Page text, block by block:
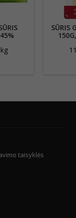
SŪRIS
taisyklės